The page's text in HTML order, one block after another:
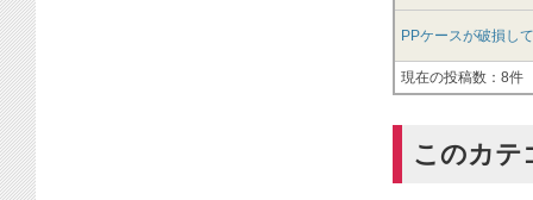
PPケースが破損し
現在の投稿数：8件
このカテ